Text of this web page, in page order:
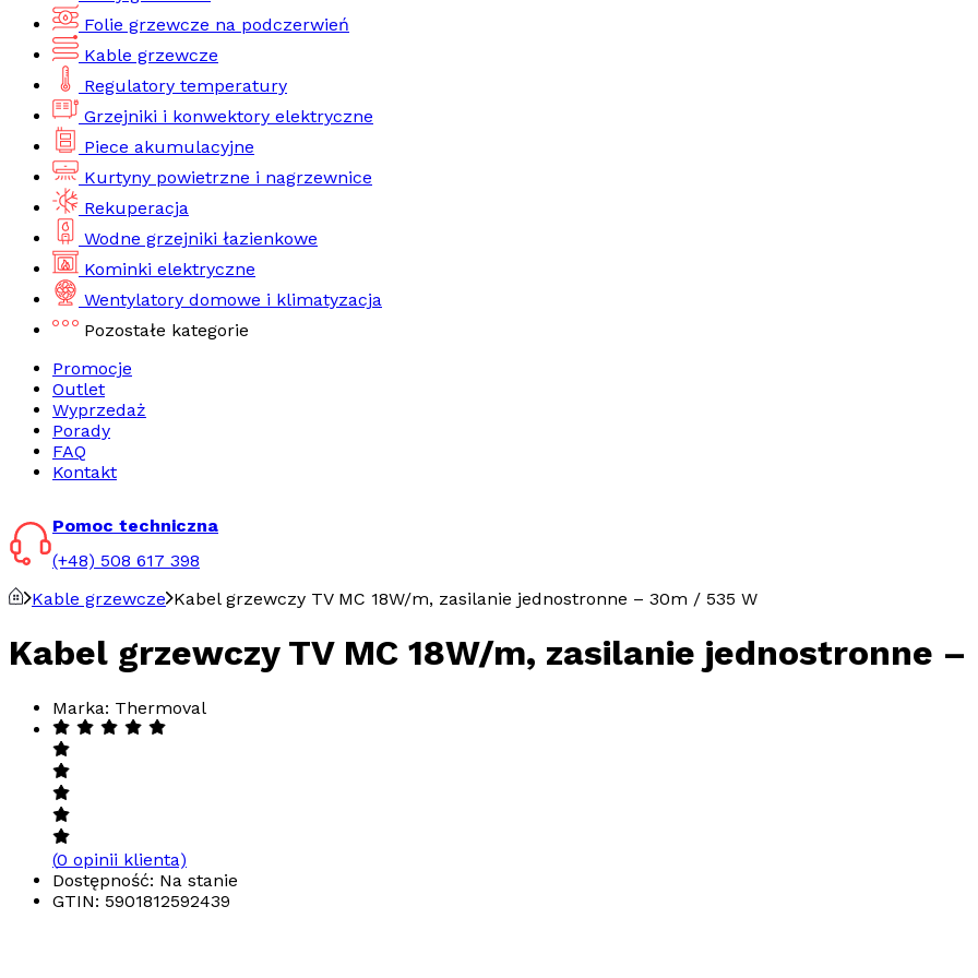
Folie grzewcze na podczerwień
Kable grzewcze
Regulatory temperatury
Grzejniki i konwektory elektryczne
Piece akumulacyjne
Kurtyny powietrzne i nagrzewnice
Rekuperacja
Wodne grzejniki łazienkowe
Kominki elektryczne
Wentylatory domowe i klimatyzacja
Pozostałe kategorie
Promocje
Outlet
Wyprzedaż
Porady
FAQ
Kontakt
Pomoc techniczna
(+48) 508 617 398
Kable grzewcze Kabel grzewczy TV MC 18W/m, zasilanie jednostronne – 30m / 535 W
Kabel grzewczy TV MC 18W/m, zasilanie jednostronne
Marka: Thermoval
(0 opinii klienta)
Dostępność: Na stanie
GTIN: 5901812592439